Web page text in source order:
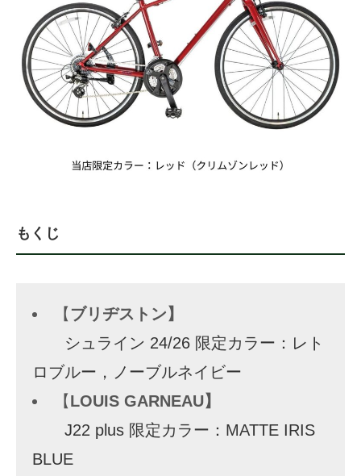
もくじ
【 ブリヂストン】
シュライン 24/26 限定カラー：レト
ロブルー，ノーブルネイビー
【LOUIS GARNEAU】
J22 plus 限定カラー：MATTE IRIS
BLUE